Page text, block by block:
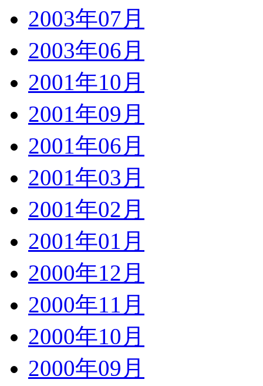
2003年07月
2003年06月
2001年10月
2001年09月
2001年06月
2001年03月
2001年02月
2001年01月
2000年12月
2000年11月
2000年10月
2000年09月